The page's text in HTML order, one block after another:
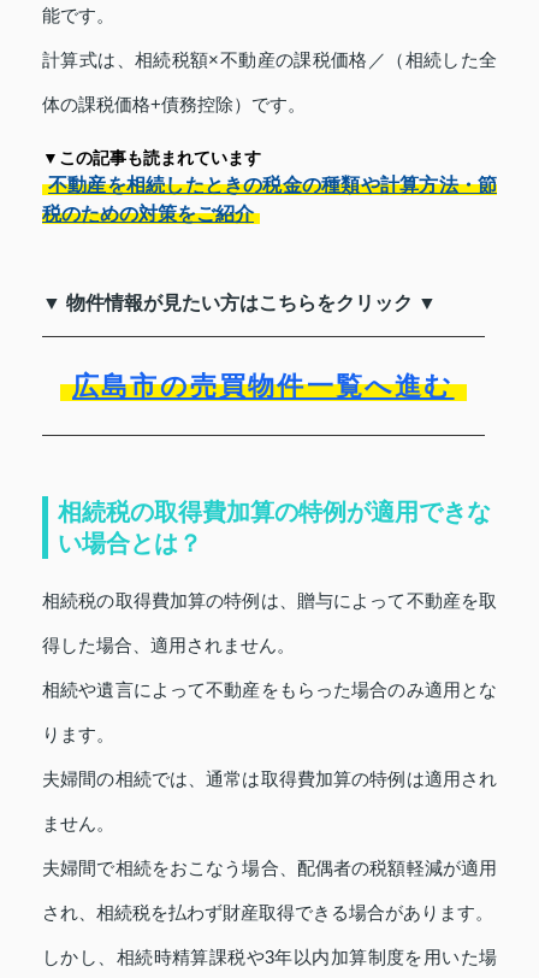
能です。
計算式は、相続税額×不動産の課税価格／（相続した全
体の課税価格+債務控除）です。
▼この記事も読まれています
不動産を相続したときの税金の種類や計算方法・節
税のための対策をご紹介
▼ 物件情報が見たい方はこちらをクリック ▼
広島市の売買物件一覧へ進む
相続税の取得費加算の特例が適用できな
い場合とは？
相続税の取得費加算の特例は、贈与によって不動産を取
得した場合、適用されません。
相続や遺言によって不動産をもらった場合のみ適用とな
ります。
夫婦間の相続では、通常は取得費加算の特例は適用され
ません。
夫婦間で相続をおこなう場合、配偶者の税額軽減が適用
され、相続税を払わず財産取得できる場合があります。
しかし、相続時精算課税や3年以内加算制度を用いた場